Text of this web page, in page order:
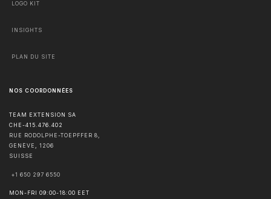
LOGO KIT
INSIGHTS
PLAN DU SITE
NOS COORDONNÉES
TEAM EXTENSION SA
CHE-415.476.402
RUE RODOLPHE-TOEPFFER 8,
GENÈVE
1206
SUISSE
+1 650 297 6550
MON-FRI 09:00-18:00 EET